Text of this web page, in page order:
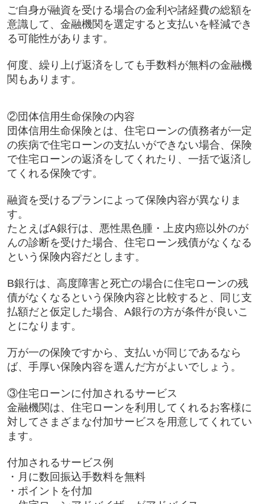
ご自身が融資を受ける場合の金利や諸経費の総額を
意識して、金融機関を選定すると支払いを軽減でき
る可能性があります。
何度、繰り上げ返済をしても手数料が無料の金融機
関もあります。
②団体信用生命保険の内容
団体信用生命保険とは、住宅ローンの債務者が一定
の疾病で住宅ローンの支払いができない場合、保険
で住宅ローンの返済をしてくれたり、一括で返済し
てくれる保険です。
融資を受けるプランによって保険内容が異なりま
す。
たとえばA銀行は、悪性黒色腫・上皮内癌以外のが
んの診断を受けた場合、住宅ローン残債がなくなる
という保険内容だとします。
B銀行は、高度障害と死亡の場合に住宅ローンの残
債がなくなるという保険内容と比較すると、同じ支
払額だと仮定した場合、A銀行の方が条件が良いこ
とになります。
万が一の保険ですから、支払いが同じであるなら
ば、手厚い保険内容を選んだ方がよいでしょう。
③住宅ローンに付加されるサービス
金融機関は、住宅ローンを利用してくれるお客様に
対してさまざまな付加サービスを用意してくれてい
ます。
付加されるサービス例
・月に数回振込手数料を無料
・ポイントを付加